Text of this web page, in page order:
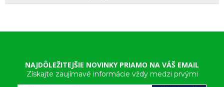
NAJDÔLEŽITEJŠIE NOVINKY PRIAMO NA VÁŠ EMAIL
Získajte zaujímavé informácie vždy medzi prvými